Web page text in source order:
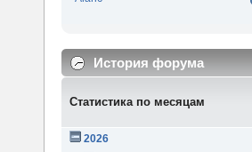
История форума
Статистика по месяцам
2026